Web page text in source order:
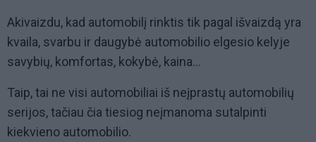
Akivaizdu, kad automobilį rinktis tik pagal išvaizdą yra
kvaila, svarbu ir daugybė automobilio elgesio kelyje
savybių, komfortas, kokybė, kaina...
Taip, tai ne visi automobiliai iš neįprastų automobilių
serijos, tačiau čia tiesiog neįmanoma sutalpinti
kiekvieno automobilio.